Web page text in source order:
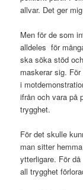
allvar. Det ger
Men för de som
alldeles för
ska söka stöd
maskerar sig.
i
ifrån och vara på
trygghet.
För det skulle
man sitter
ytterligare. För
all trygghet